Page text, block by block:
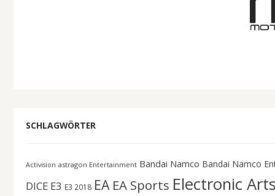
SCHLAGWÖRTER
Activision astragon Entertainment Bandai Namco Bandai Namco
DICE E3 E3 2018 EA EA Sports Electronic